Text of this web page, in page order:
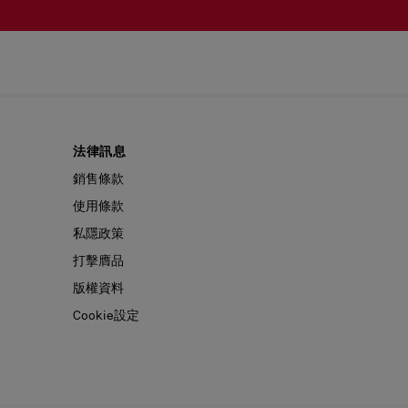
法律訊息
銷售條款
使用條款
私隱政策
打擊膺品
版權資料
Cookie設定